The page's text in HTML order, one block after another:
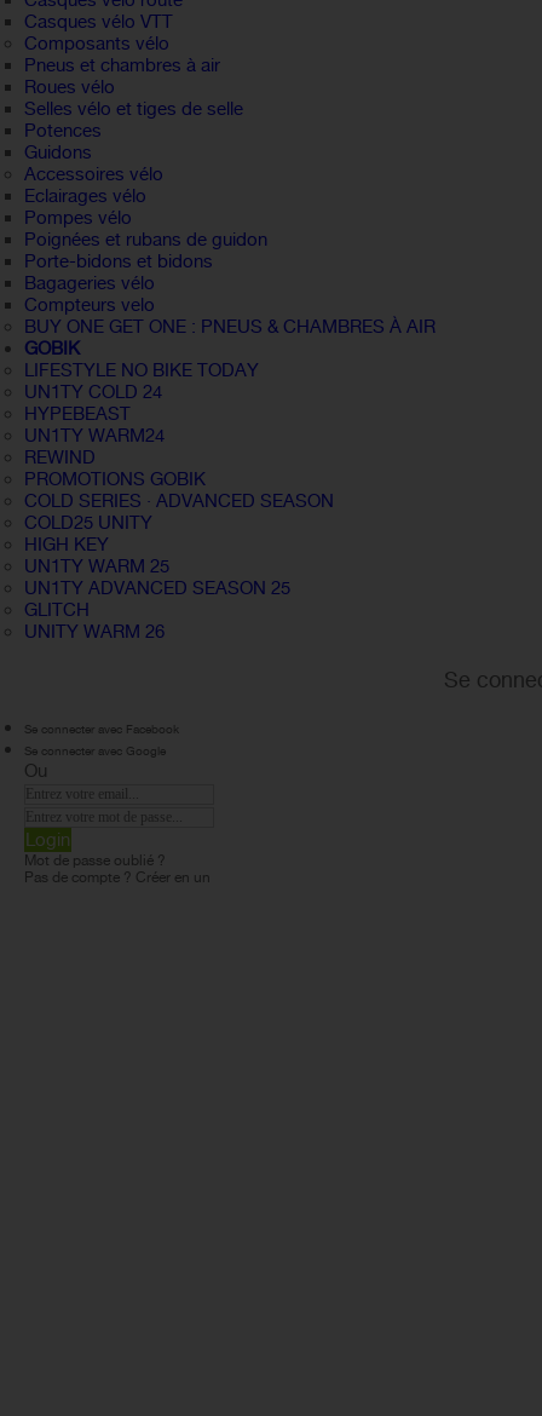
Casques vélo VTT
Composants vélo
Pneus et chambres à air
Roues vélo
Selles vélo et tiges de selle
Potences
Guidons
Accessoires vélo
Eclairages vélo
Pompes vélo
Poignées et rubans de guidon
Porte-bidons et bidons
Bagageries vélo
Compteurs velo
BUY ONE GET ONE : PNEUS & CHAMBRES À AIR
GOBIK
LIFESTYLE NO BIKE TODAY
UN1TY COLD 24
HYPEBEAST
UN1TY WARM24
REWIND
PROMOTIONS GOBIK
COLD SERIES · ADVANCED SEASON
COLD25 UNITY
HIGH KEY
UN1TY WARM 25
UN1TY ADVANCED SEASON 25
GLITCH
UNITY WARM 26
Se
Se connecter avec Facebook
Se connecter avec Google
Ou
Login
Mot de passe oublié ?
Pas de compte ? Créer en un